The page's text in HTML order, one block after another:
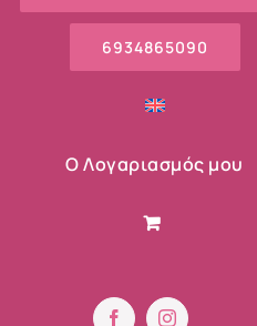
6934865090
Ο Λογαριασμός μου